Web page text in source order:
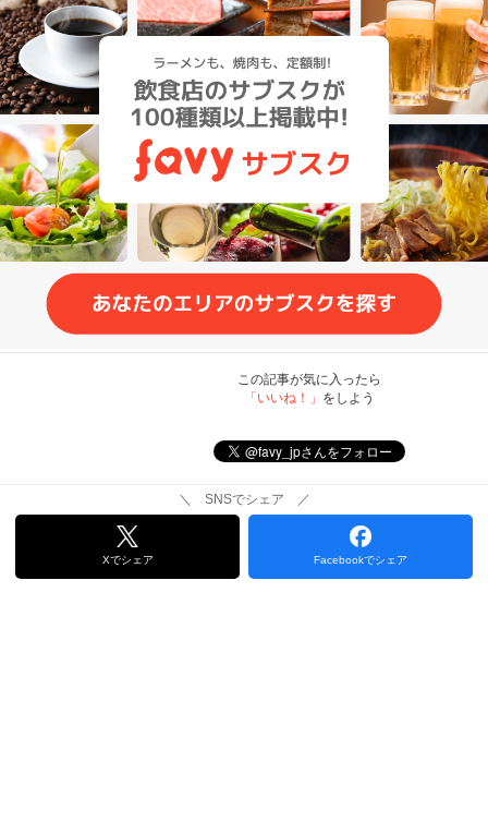
この記事が気に入ったら
「いいね！」 をしよう
＼ SNSでシェア ／
Xでシェア Facebookでシェア